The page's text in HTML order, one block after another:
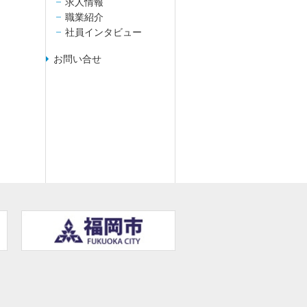
職業紹介
社員インタビュー
お問い合せ